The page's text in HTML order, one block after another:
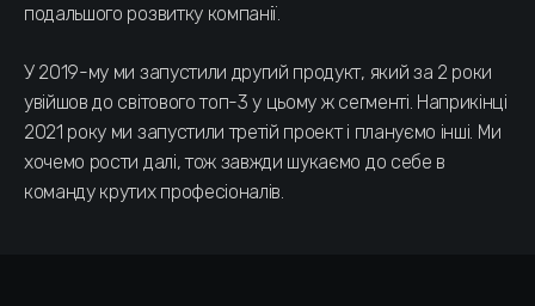
подальшого розвитку компанії.
У 2019-му ми запустили другий продукт, який за 2 роки
увійшов до світового топ-3 у цьому ж сегменті. Наприкінці
2021 року ми запустили третій проект і плануємо інші. Ми
хочемо рости далі, тож завжди шукаємо до себе в
команду крутих професіоналів.